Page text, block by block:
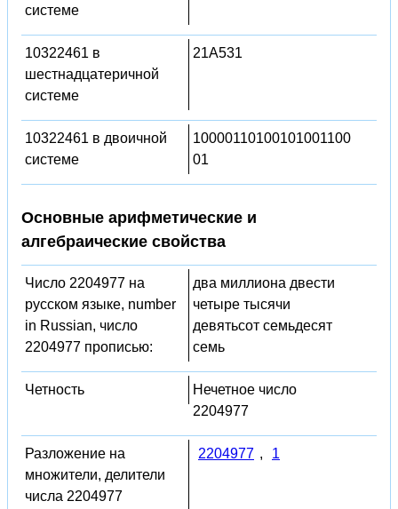
системе
10322461 в
шестнадцатеричной
системе
21A531
10322461 в двоичной
системе
10000110100101001100
01
Основные арифметические и
алгебраические свойства
Число 2204977 на
русском языке, number
in Russian, число
2204977 прописью:
два миллиона двести
четыре тысячи
девятьсот семьдесят
семь
Четность
Нечетное число
2204977
Разложение на
множители, делители
числа 2204977
2204977 , 1